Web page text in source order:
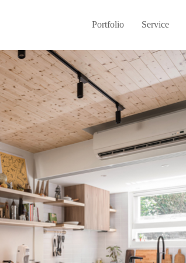
Portfolio Service